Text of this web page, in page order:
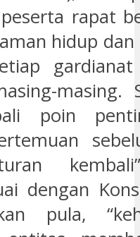
rapat
hidup dan
masing.
poin
dengan
pula,